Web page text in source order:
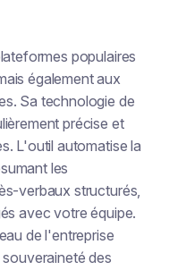
populaires
également aux
Sa technologie de
précise et
L'outil automatise la
les
verbaux structurés,
avec votre équipe.
de l'entreprise
des